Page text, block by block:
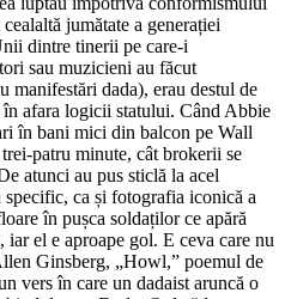
jumătate a generației
dintre tinerii pe care-i
sau muzicieni au făcut
manifestări dada), erau destul de
afara logicii statului. Când Abbie
în bani mici din balcon pe Wall
patru minute, cât brokerii se
atunci au pus sticlă la acel
ca și fotografia iconică a
în pușca soldaților ce apără
el e aproape gol. E ceva care nu
Ginsberg, „Howl,” poemul de
vers în care un dadaist aruncă o